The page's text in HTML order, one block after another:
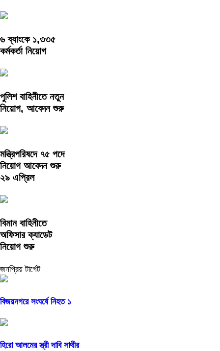
৬ ব্যাংকে ১,৩৩৫
কর্মকর্তা নিয়োগ
পুলিশ বাহিনীতে নতুন
নিয়োগ, আবেদন শুরু
মন্ত্রিপরিষদে ৭৫ পদে
নিয়োগ আবেদন শুরু
২৯ এপ্রিল
বিমান বাহিনীতে
অফিসার ক্যাডেট
নিয়োগ শুরু
জনপ্রিয় টার্গেট
বিজয়নগরে সংঘর্ষে নিহত ১
হিরো আলমের স্ত্রী দাবি সাথীর